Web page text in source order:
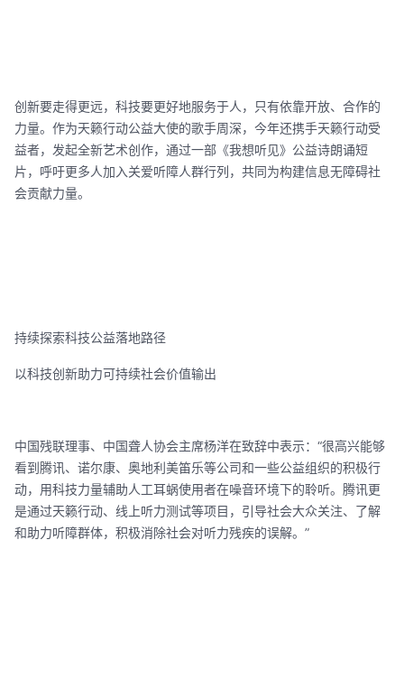
创新要走得更远，科技要更好地服务于人，只有依靠开放、合作的
力量。作为天籁行动公益大使的歌手周深，今年还携手天籁行动受
益者，发起全新艺术创作，通过一部《我想听见》公益诗朗诵短
片，呼吁更多人加入关爱听障人群行列，共同为构建信息无障碍社
会贡献力量。
持续探索科技公益落地路径
以科技创新助力可持续社会价值输出
中国残联理事、中国聋人协会主席杨洋在致辞中表示：“很高兴能够
看到腾讯、诺尔康、奥地利美笛乐等公司和一些公益组织的积极行
动，用科技力量辅助人工耳蜗使用者在噪音环境下的聆听。腾讯更
是通过天籁行动、线上听力测试等项目，引导社会大众关注、了解
和助力听障群体，积极消除社会对听力残疾的误解。”